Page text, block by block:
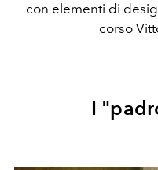
con elementi di
corso
I